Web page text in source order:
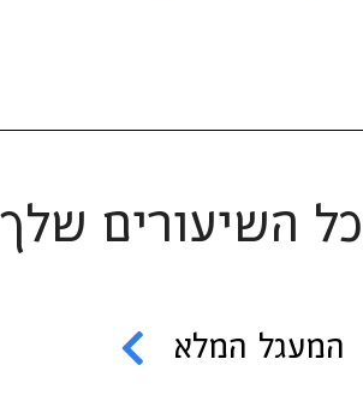
כל השיעורים שלך
המעגל המלא